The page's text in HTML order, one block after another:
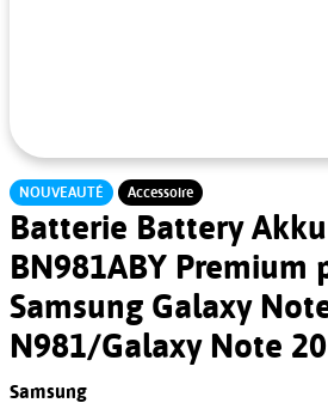
NOUVEAUTÉ Accessoire
Batterie Battery Akku
BN981ABY Premium
Samsung Galaxy
N981/Galaxy Note
Samsung